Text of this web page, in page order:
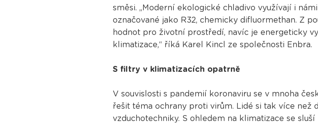
směsi. „Moderní ekologické chladivo využívají i
označované jako R32, chemicky difluormethan. Z
hodnot pro životní prostředí, navíc je energeticky
klimatizace,“ říká Karel Kincl ze společnosti Enbra.
S filtry v klimatizacích opatrně
V souvislosti s pandemií koronaviru se v mnoha
řešit téma ochrany proti virům. Lidé si tak více
vzduchotechniky. S ohledem na klimatizace se